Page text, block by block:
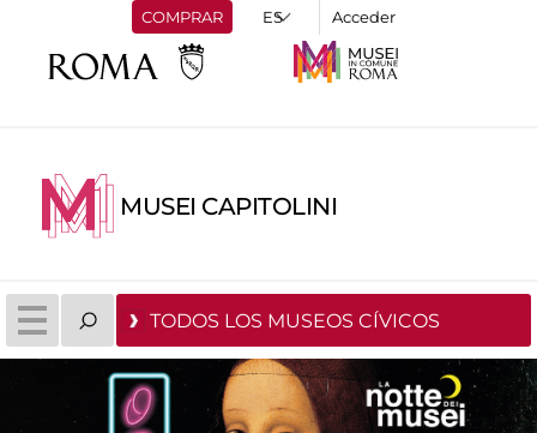
COMPRAR Acceder
MUSEI CAPITOLINI
TODOS LOS MUSEOS CÍVICOS